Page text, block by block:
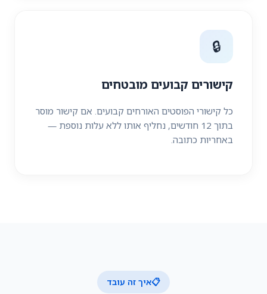
🔒
קישורים קבועים מובטחים
כל קישורי הפוסטים האורחים קבועים. אם קישור מוסר
בתוך 12 חודשים, נחליף אותו ללא עלות נוספת —
באחריות כתובה.
📋איך זה עובד